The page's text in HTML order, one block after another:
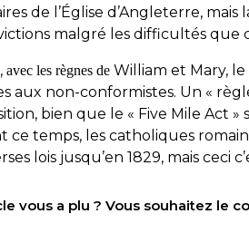
de l’Église d’Angleterre,
malgré les difficultés que
avec les règnes deWilliam et Mary,
aux non-conformistes. Un «
bien que le « Five Mile Act »
ce temps, les catholiques
lois jusqu’en 1829, mais ceci
vous a plu ? Vous souhaitez le